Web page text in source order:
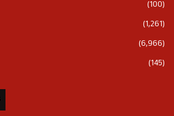
(100)
(1,261)
(6,966)
(145)